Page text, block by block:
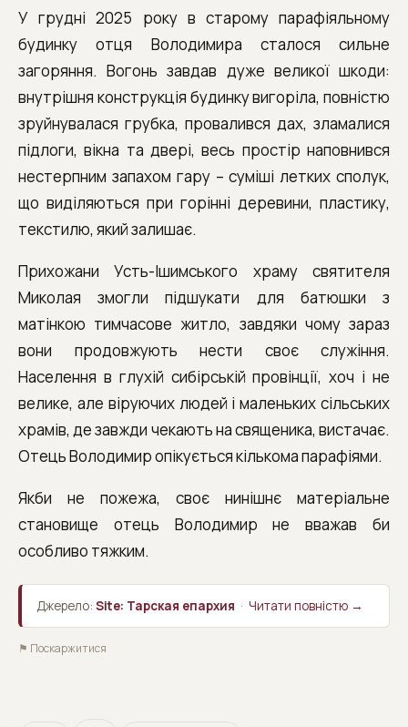
У грудні 2025 року в старому парафіяльному
будинку отця Володимира сталося сильне
загоряння. Вогонь завдав дуже великої шкоди:
внутрішня конструкція будинку вигоріла, повністю
зруйнувалася грубка, провалився дах, зламалися
підлоги, вікна та двері, весь простір наповнився
нестерпним запахом гару – суміші летких сполук,
що виділяються при горінні деревини, пластику,
текстилю, який залишає.
Прихожани Усть-Ішимського храму святителя
Миколая змогли підшукати для батюшки з
матінкою тимчасове житло, завдяки чому зараз
вони продовжують нести своє служіння.
Населення в глухій сибірській провінції, хоч і не
велике, але віруючих людей і маленьких сільських
храмів, де завжди чекають на священика, вистачає.
Отець Володимир опікується кількома парафіями.
Якби не пожежа, своє нинішнє матеріальне
становище отець Володимир не вважав би
особливо тяжким.
Джерело: Site: Тарская епархия · Читати повністю →
⚑ Поскаржитися